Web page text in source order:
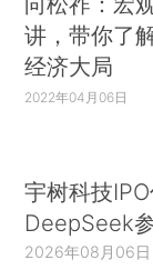
讲，带你了
经济大局
2022年04月06日
宇树科技
DeepSeek
2026年08月06日